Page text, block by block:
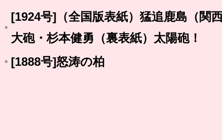
[1924号]（全国版表紙）猛追鹿島（関
大砲・杉本健勇（裏表紙）太陽砲！
[1888号]怒涛の柏